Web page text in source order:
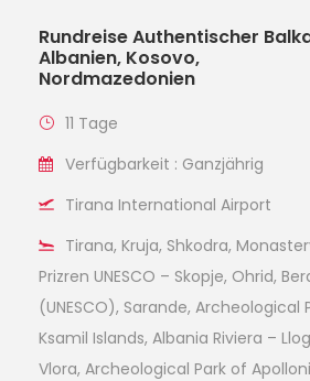
Rundreise Authentischer
Albanien, Kosovo,
Nordmazedonien
11 Tage
Verfügbarkeit : Ganzjährig
Tirana International Airport
Tirana, Kruja, Shkodra,
Prizren UNESCO – Skopje, Ohrid,
(UNESCO), Sarande, Archeological
Ksamil Islands, Albania Riviera –
Vlora, Archeological Park of